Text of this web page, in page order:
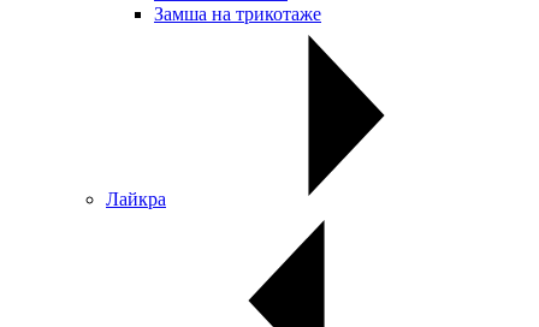
Замша на трикотаже
Лайкра